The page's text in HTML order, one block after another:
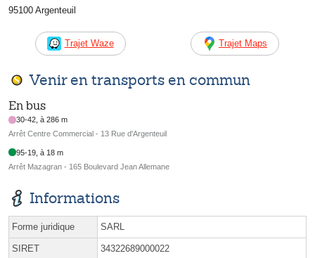
95100 Argenteuil
Trajet Waze Trajet Maps
Venir en transports en commun
En bus
30-42, à 286 m
Arrêt Centre Commercial - 13 Rue d'Argenteuil
95-19, à 18 m
Arrêt Mazagran - 165 Boulevard Jean Allemane
Informations
Forme juridique SARL
SIRET 34322689000022